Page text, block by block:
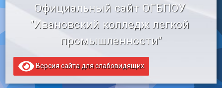
Образовательный кредит
Официальный сайт ОГБПОУ
"Ивановский колледж легкой
промышленности"
Версия сайта для слабовидящих